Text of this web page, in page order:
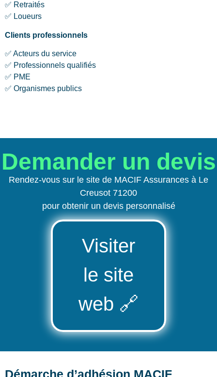
✅ Retraités
✅ Loueurs
Clients professionnels
✅ Acteurs du service
✅ Professionnels qualifiés
✅ PME
✅ Organismes publics
Demander un devis
Rendez-vous sur le site de MACIF Assurances à Le
Creusot 71200
pour obtenir un devis personnalisé
Visiter
le site
web 🔗
Démarche d’adhésion MACIF